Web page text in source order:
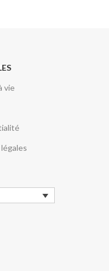
vie